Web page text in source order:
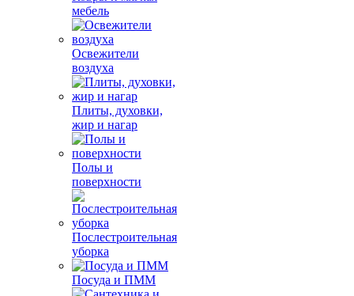
мебель
Освежители
воздуха
Плиты, духовки,
жир и нагар
Полы и
поверхности
Послестроительная
уборка
Посуда и ПММ